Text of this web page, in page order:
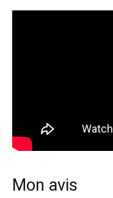
Mon avis